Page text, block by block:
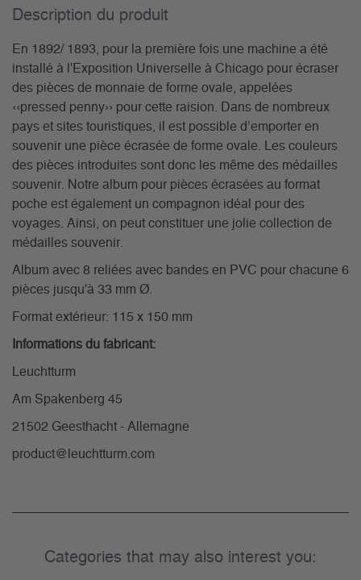
Description du­ produit
En 1892/ 1893, pour la première fois une machine a été
installé à l'Exposition Universelle à Chicago pour écraser
des pièces de monnaie de forme ovale, appelées
‹‹pressed penny›› pour cette raision. Dans de nombreux
pays et sites touristiques, il est possible d’emporter en
souvenir une pièce écrasée de forme ovale. Les couleurs
des pièces introduites sont donc les même des médailles
souvenir. Notre album pour pièces écrasées au format
poche est également un compagnon idéal pour des
voyages. Ainsi, on peut constituer une jolie collection de
médailles souvenir.
Album avec 8 reliées avec bandes en PVC pour chacune 6
pièces jusqu'à 33 mm Ø.
Format extérieur: 115 x 150 mm
Informations du fabricant:
Leuchtturm
Am Spakenberg 45
21502 Geesthacht - Allemagne
product@leuchtturm.com
Categories that may also interest you: